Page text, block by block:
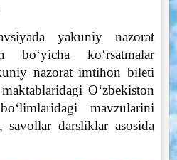
yakuniy nazorat
bo‘yicha ko‘rsatmalar
nazorat imtihon bileti
O‘zbekiston
mavzularini
savollar darsliklar asosida